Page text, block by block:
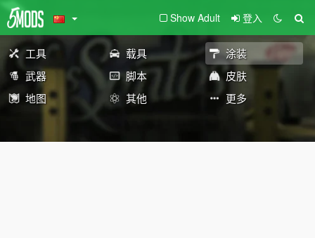
Show Adult 登入
工具 载具
涂装
武器
脚本
皮肤
地图
其他 更多